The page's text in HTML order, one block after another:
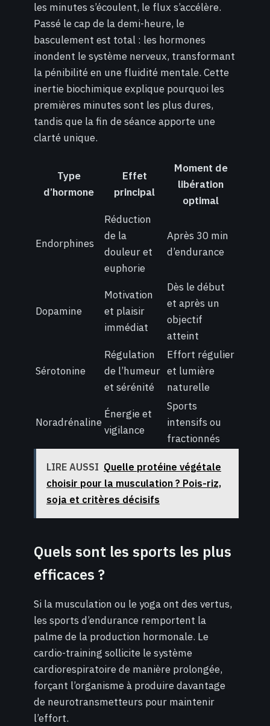
les minutes s’écoulent, le flux s’accélère.
Passé le cap de la demi-heure, le
basculement est total : les hormones
inondent le système nerveux, transformant
la pénibilité en une fluidité mentale. Cette
inertie biochimique explique pourquoi les
premières minutes sont les plus dures,
tandis que la fin de séance apporte une
clarté unique.
Type
d’hormone
Effet
principal
Moment de
libération
optimal
Endorphines
Réduction
de la
douleur et
euphorie
Après 30 min
d’endurance
Dopamine
Motivation
et plaisir
immédiat
Dès le début
et après un
objectif
atteint
Sérotonine
Régulation
de l’humeur
et sérénité
Effort régulier
et lumière
naturelle
Noradrénaline
Énergie et
vigilance
Sports
intensifs ou
fractionnés
LIRE AUSSI Quelle protéine végétale
choisir pour la musculation ? Pois-riz,
soja et critères décisifs
Quels sont les sports les plus
efficaces ?
Si la musculation ou le yoga ont des vertus,
les sports d’endurance remportent la
palme de la production hormonale. Le
cardio-training sollicite le système
cardiorespiratoire de manière prolongée,
forçant l’organisme à produire davantage
de neurotransmetteurs pour maintenir
l’effort.